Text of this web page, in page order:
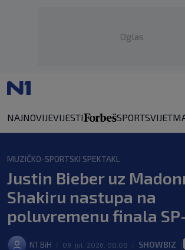
Oglas
NAJNOVIJEVIJESTI SPORTSVIJET
MUZIČKO-SPORTSKI SPEKTAKL
Justin Bieber uz
Shakiru nastupa na
poluvremenu finala
N1 BiH 09. jul. 2026. 08:08 SHOWBIZ